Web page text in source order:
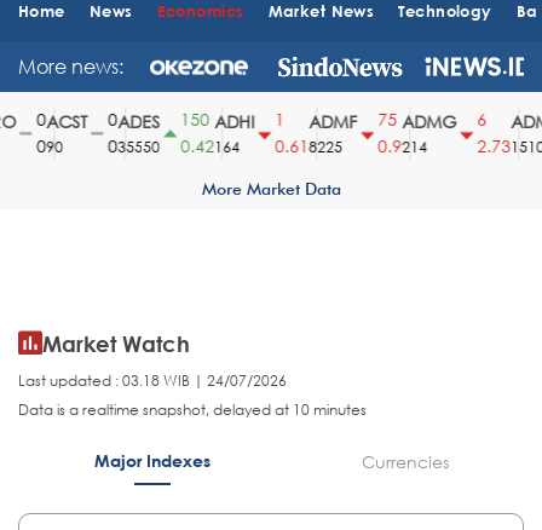
Home News Economics Market News Technology
More news:
ACST
90
ADES
35550
150
0.42
ADHI
164
0.61
ADMF
8225
75
0.9
ADMG
214
2.731510
More Market Data
Market Watch
Last updated : 03.18 WIB | 24/07/2026
Data is a realtime snapshot, delayed at 10 minutes
Major Indexes Currencies